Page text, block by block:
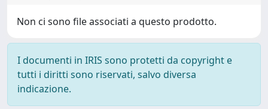
Non ci sono file associati a questo prodotto.
I documenti in IRIS sono protetti da copyright e
tutti i diritti sono riservati, salvo diversa
indicazione.